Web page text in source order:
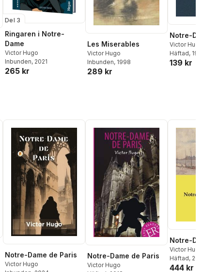
Del 3
Ringaren i Notre-
Dame
Victor Hugo
Inbunden, 2021
265 kr
Les Miserables
Victor Hugo
Inbunden, 1998
289 kr
Notre-Dame
Victor Hugo
Häftad, 1978
139 kr
Notre-Dame de Paris
Victor Hugo
Notre-Dame de Paris
Victor Hugo
Notre-Dame
Victor Hugo
Häftad, 2022
444 kr